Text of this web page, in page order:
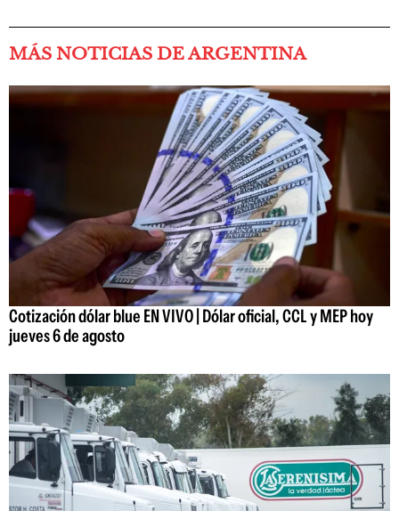
MÁS NOTICIAS DE ARGENTINA
Cotización dólar blue EN VIVO | Dólar oficial, CCL y MEP hoy
jueves 6 de agosto